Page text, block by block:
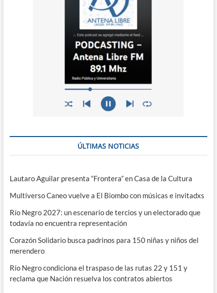
ÚLTIMAS NOTICIAS
Lautaro Aguilar presenta “Frontera” en Casa de la Cultura
Multiverso Caneo vuelve a El Biombo con músicas e invitadxs
Río Negro 2027: un escenario de tercios y un electorado que
todavía no encuentra representación
Corazón Solidario busca padrinos para 150 niñas y niños del
merendero
Río Negro condiciona el traspaso de las rutas 22 y 151 y
reclama que Nación resuelva los contratos abiertos